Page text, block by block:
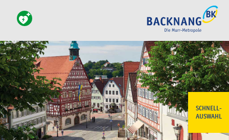
SCHNELL-
AUSWAHL